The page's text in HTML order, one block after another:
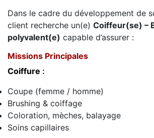
Dans le cadre du développement de
client recherche un(e) Coiffeur(se) –
polyvalent(e) capable d’assurer :
Missions Principales
Coiffure :
Coupe (femme / homme)
Brushing & coiffage
Coloration, mèches, balayage
Soins capillaires